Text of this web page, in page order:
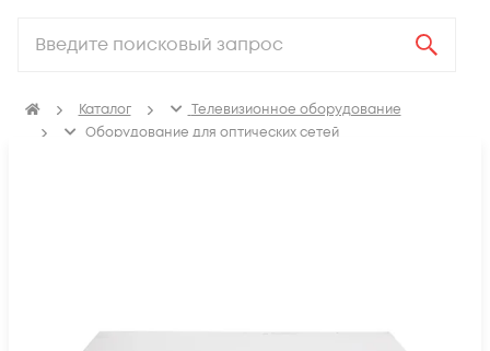
Каталог
Телевизионное оборудование
Оборудование для оптических сетей